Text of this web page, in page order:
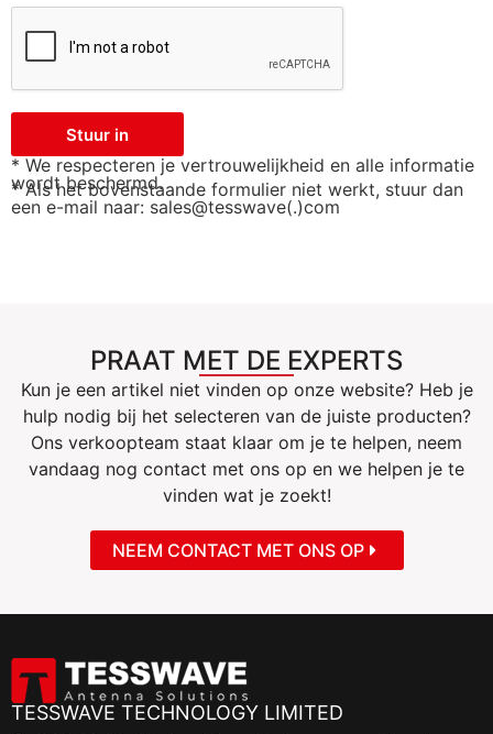
Stuur in
* We respecteren je vertrouwelijkheid en alle informatie
wordt beschermd.
* Als het bovenstaande formulier niet werkt, stuur dan
een e-mail naar: sales@tesswave(.)com
PRAAT MET DE EXPERTS
Kun je een artikel niet vinden op onze website? Heb je
hulp nodig bij het selecteren van de juiste producten?
Ons verkoopteam staat klaar om je te helpen, neem
vandaag nog contact met ons op en we helpen je te
vinden wat je zoekt!
NEEM CONTACT MET ONS OP
TESSWAVE TECHNOLOGY LIMITED